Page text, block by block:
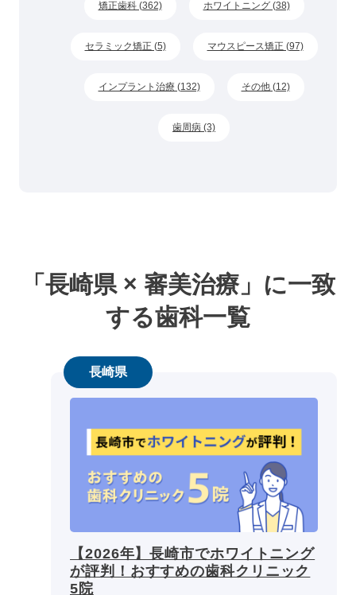
矯正歯科 (362) ホワイトニング (38)
セラミック矯正 (5) マウスピース矯正 (97)
インプラント治療 (132) その他 (12)
歯周病 (3)
「長崎県 × 審美治療」に一致
する歯科一覧
長崎県
【2026年】長崎市でホワイトニング
が評判！おすすめの歯科クリニック
5院